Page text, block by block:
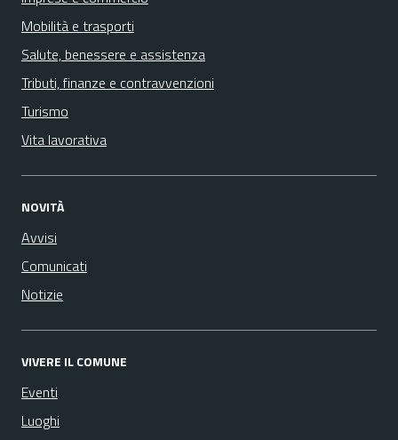
Mobilità e trasporti
Salute, benessere e assistenza
Tributi, finanze e contravvenzioni
Turismo
Vita lavorativa
NOVITÀ
Avvisi
Comunicati
Notizie
VIVERE IL COMUNE
Eventi
Luoghi